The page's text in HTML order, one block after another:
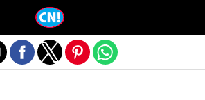
de la versión móvil